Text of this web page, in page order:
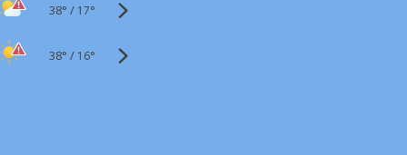
38° / 17°
38° / 16°